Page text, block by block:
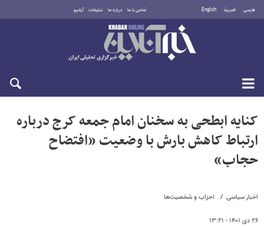
فارسی العربية English تماس با ما درباره ما تبلیغات آرشیو
شنبه ۱۷ مرداد ۱۴۰۵
اخبار سیاسی احزاب و شخصیت‌ها
۲۶ دی ۱۴۰۱ - ۱۳:۲۱
کنایه ابطحی به سخنان امام جمعه کرج درباره
ارتباط کاهش بارش با وضعیت «افتضاح
حجاب»